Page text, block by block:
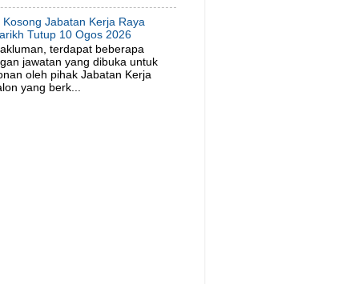
Kosong Jabatan Kerja Raya
Tutup 10 Ogos 2026
terdapat beberapa
jawatan yang dibuka untuk
oleh pihak Jabatan Kerja
yang berk...